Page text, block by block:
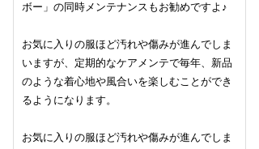
ボー」の同時メンテナンスもお勧めですよ♪
お気に入りの服ほど汚れや傷みが進んでしま
いますが、定期的なケアメンテで毎年、新品
のような着心地や風合いを楽しむことができ
るようになります。
お気に入りの服ほど汚れや傷みが進んでしま